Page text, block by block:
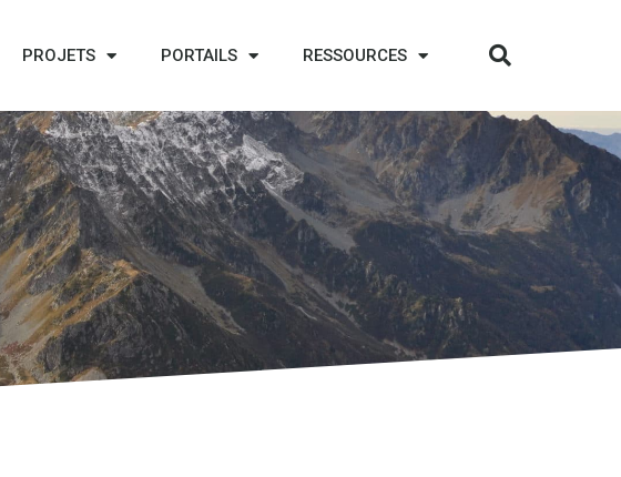
PROJETS PORTAILS RESSOURCES